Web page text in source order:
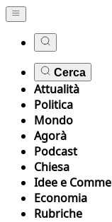
Cerca
Attualità
Politica
Mondo
Agorà
Podcast
Chiesa
Idee e
Economia
Rubriche